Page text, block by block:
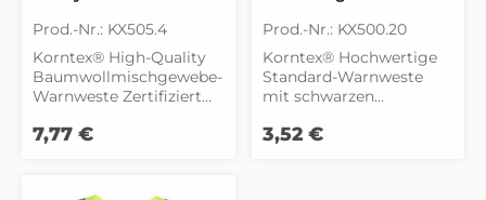
Prod.-Nr.: KX505.4
Korntex® High-Quality
Baumwollmischgewebe-
Warnweste Zertifiziert
A1:2016 Orange
breite Reflektions-
Regulärer Preis:
7,77 €
Prod.-Nr.: KX500.20
Korntex® Hochwertige
Standard-Warnweste
mit schwarzen
Style Zertifiziert nach EN
Regulärer Preis:
3,52 €